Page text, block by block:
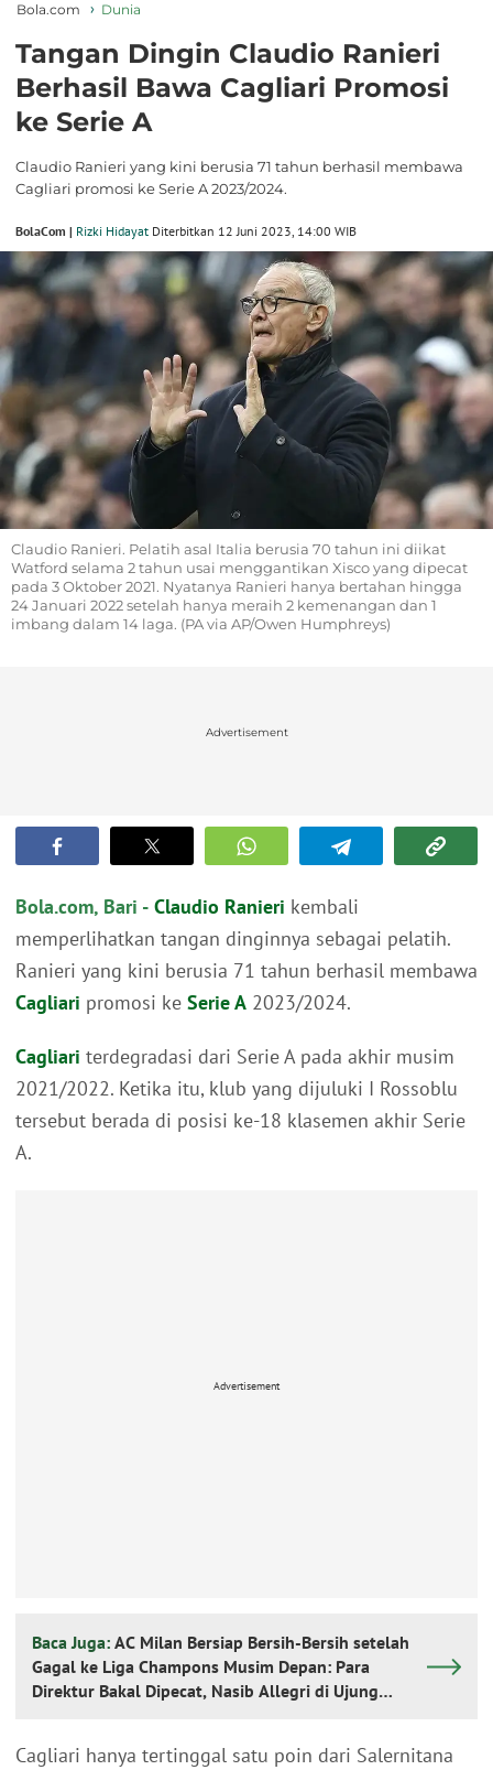
Bola.com Dunia
Tangan Dingin Claudio Ranieri
Berhasil Bawa Cagliari Promosi
ke Serie A
Claudio Ranieri yang kini berusia 71 tahun berhasil membawa
Cagliari promosi ke Serie A 2023/2024.
BolaCom | Rizki Hidayat Diterbitkan 12 Juni 2023, 14:00 WIB
Claudio Ranieri. Pelatih asal Italia berusia 70 tahun ini diikat
Watford selama 2 tahun usai menggantikan Xisco yang dipecat
pada 3 Oktober 2021. Nyatanya Ranieri hanya bertahan hingga
24 Januari 2022 setelah hanya meraih 2 kemenangan dan 1
imbang dalam 14 laga. (PA via AP/Owen Humphreys)
Advertisement
Bola.com, Bari - Claudio Ranieri kembali
memperlihatkan tangan dinginnya sebagai pelatih.
Ranieri yang kini berusia 71 tahun berhasil membawa
Cagliari promosi ke Serie A 2023/2024.
Cagliari terdegradasi dari Serie A pada akhir musim
2021/2022. Ketika itu, klub yang dijuluki I Rossoblu
tersebut berada di posisi ke-18 klasemen akhir Serie
A.
Advertisement
Baca Juga: AC Milan Bersiap Bersih-Bersih setelah
Gagal ke Liga Champons Musim Depan: Para
Direktur Bakal Dipecat, Nasib Allegri di Ujung
Cagliari hanya tertinggal satu poin dari Salernitana